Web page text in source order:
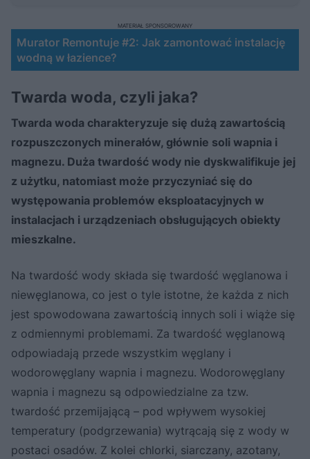
Murator Remontuje #2: Jak zamontować instalację
wodną w łazience?
MATERIAŁ SPONSOROWANY
Twarda woda, czyli jaka?
Twarda woda charakteryzuje się dużą zawartością
rozpuszczonych minerałów, głównie soli wapnia i
magnezu. Duża twardość wody nie dyskwalifikuje jej
z użytku, natomiast może przyczyniać się do
występowania problemów eksploatacyjnych w
instalacjach i urządzeniach obsługujących obiekty
mieszkalne.
Na twardość wody składa się twardość węglanowa i
niewęglanowa, co jest o tyle istotne, że każda z nich
jest spowodowana zawartością innych soli i wiąże się
z odmiennymi problemami. Za twardość węglanową
odpowiadają przede wszystkim węglany i
wodorowęglany wapnia i magnezu. Wodorowęglany
wapnia i magnezu są odpowiedzialne za tzw.
twardość przemijającą – pod wpływem wysokiej
temperatury (podgrzewania) wytrącają się z wody w
postaci osadów. Z kolei chlorki, siarczany, azotany,